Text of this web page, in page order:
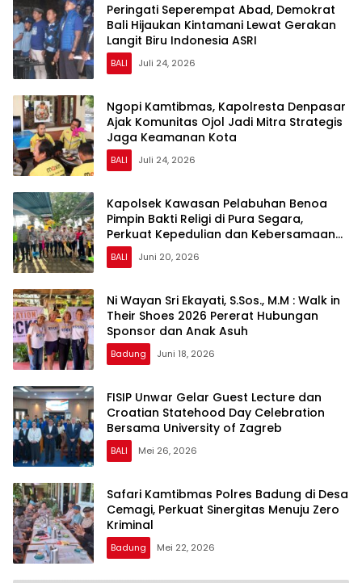
Peringati Seperempat Abad, Demokrat
Bali Hijaukan Kintamani Lewat Gerakan
Langit Biru Indonesia ASRI
BALI Juli 24, 2026
Ngopi Kamtibmas, Kapolresta Denpasar
Ajak Komunitas Ojol Jadi Mitra Strategis
Jaga Keamanan Kota
BALI Juli 24, 2026
Kapolsek Kawasan Pelabuhan Benoa
Pimpin Bakti Religi di Pura Segara,
Perkuat Kepedulian dan Kebersamaan
dengan Masyarakat
BALI Juni 20, 2026
Ni Wayan Sri Ekayati, S.Sos., M.M : Walk in
Their Shoes 2026 Pererat Hubungan
Sponsor dan Anak Asuh
Badung Juni 18, 2026
FISIP Unwar Gelar Guest Lecture dan
Croatian Statehood Day Celebration
Bersama University of Zagreb
BALI Mei 26, 2026
Safari Kamtibmas Polres Badung di Desa
Cemagi, Perkuat Sinergitas Menuju Zero
Kriminal
Badung Mei 22, 2026